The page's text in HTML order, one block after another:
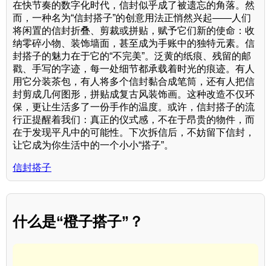
在快节奏的数字化时代，信封似乎成了被遗忘的角落。然
而，一种名为“信封搭子”的创意用法正悄然兴起——人们
将闲置的信封折叠、剪裁或拼贴，赋予它们新的使命：收
纳零碎小物、装饰墙面，甚至成为手账中的独特元素。信
封搭子的魅力在于它的“不完美”。泛黄的纸痕、残留的邮
戳、手写的字迹，每一处细节都承载着时光的痕迹。有人
用它分装茶包，有人将多个信封黏合成笔筒，还有人把信
封剪成几何图形，拼贴成复古风装饰画。这种改造不仅环
保，更让生活多了一份手作的温度。或许，信封搭子的流
行正提醒着我们：真正的仪式感，不在于昂贵的物件，而
在于发现平凡中的可能性。下次拆信后，不妨留下信封，
让它成为你生活中的一个小小“搭子”。
信封搭子
什么是“橙子搭子”？